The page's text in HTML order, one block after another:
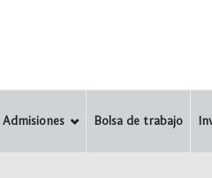
Admisiones Bolsa de trabajo